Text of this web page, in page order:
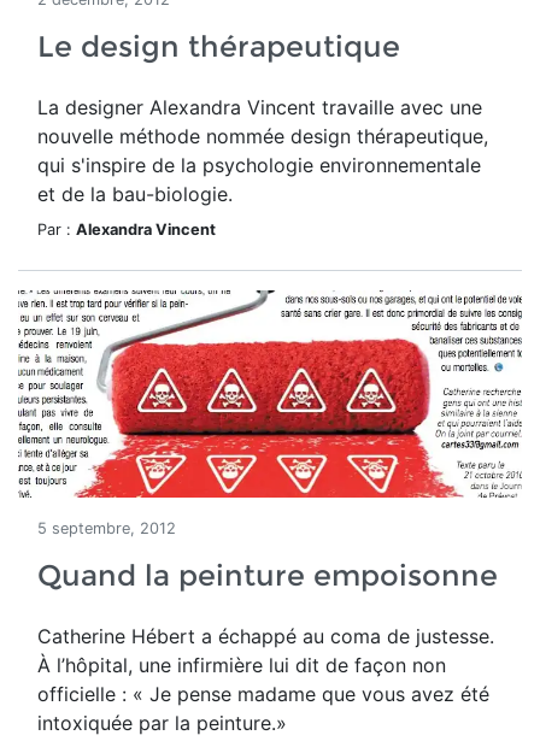
Le design thérapeutique
La designer Alexandra Vincent travaille avec une
nouvelle méthode nommée design thérapeutique,
qui s'inspire de la psychologie environnementale
et de la bau-biologie.
Par : Alexandra Vincent
5 septembre, 2012
Quand la peinture empoisonne
Catherine Hébert a échappé au coma de justesse.
À l’hôpital, une infirmière lui dit de façon non
officielle : « Je pense madame que vous avez été
intoxiquée par la peinture.»